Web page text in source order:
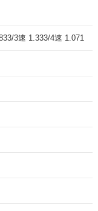
3速 1.333/4速 1.071